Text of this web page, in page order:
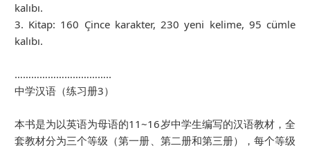
kalıbı.
3. Kitap: 160 Çince karakter, 230 yeni kelime, 95 cümle
kalıbı.
……………………………..
中学汉语（练习册3）
本书是为以英语为母语的11~16岁中学生编写的汉语教材，全
套教材分为三个等级（第一册、第二册和第三册），每个等级